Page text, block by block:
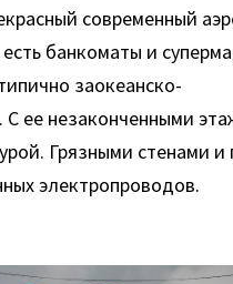
современный
банкоматы и
заокеанско-
С ее незаконченными
Грязными стенами и
электропроводов.